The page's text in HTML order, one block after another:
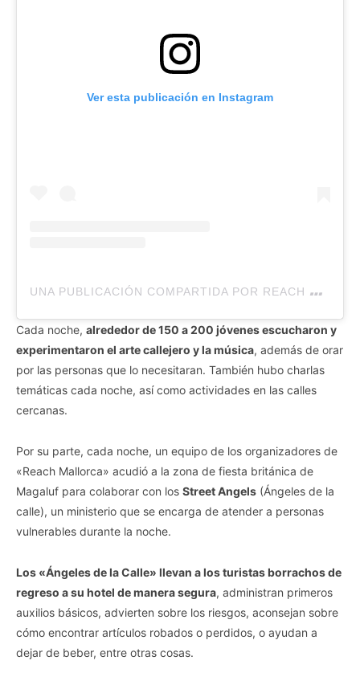
Ver esta publicación en Instagram
U
NA PUBLICACIÓN COMPARTIDA POR REACH MALLORCA (@REACHMALLORCA)
Cada noche, alrededor de 150 a 200 jóvenes escucharon y
experimentaron el arte callejero y la música, además de orar
por las personas que lo necesitaran. También hubo charlas
temáticas cada noche, así como actividades en las calles
cercanas.
Por su parte, cada noche, un equipo de los organizadores de
«Reach Mallorca» acudió a la zona de fiesta británica de
Magaluf para colaborar con los Street Angels (Ángeles de la
calle), un ministerio que se encarga de atender a personas
vulnerables durante la noche.
Los «Ángeles de la Calle» llevan a los turistas borrachos de
regreso a su hotel de manera segura, administran primeros
auxilios básicos, advierten sobre los riesgos, aconsejan sobre
cómo encontrar artículos robados o perdidos, o ayudan a
dejar de beber, entre otras cosas.